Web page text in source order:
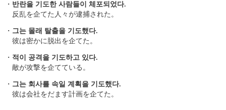
・ 반란을 기도한 사람들이 체포되었다.
反乱を企てた人々が逮捕された。
・ 그는 몰래 탈출을 기도했다.
彼は密かに脱出を企てた。
・ 적이 공격을 기도하고 있다.
敵が攻撃を企てている。
・ 그는 회사를 속일 계획을 기도했다.
彼は会社をだます計画を企てた。